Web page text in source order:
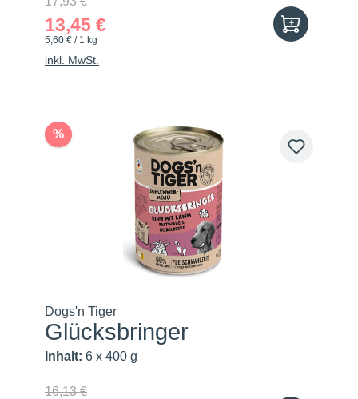
13,45 €
5,60 € / 1 kg
inkl. MwSt.
%
Dogs'n Tiger
Glücksbringer
Inhalt: 6 x 400 g
16,13 €